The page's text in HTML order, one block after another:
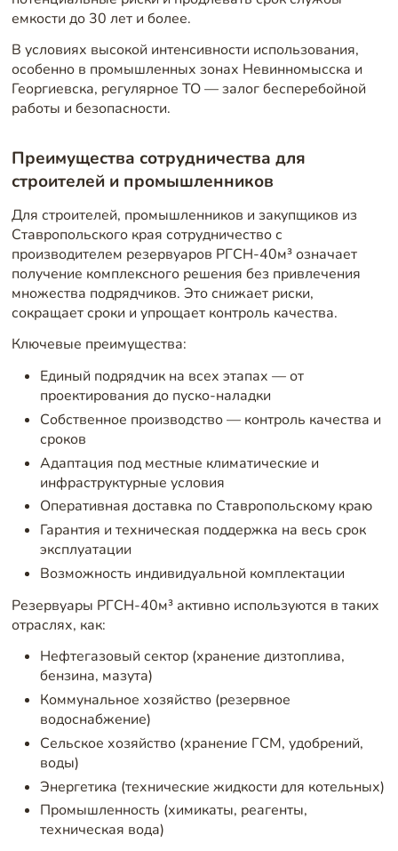
емкости до 30 лет и более.
В условиях высокой интенсивности использования,
особенно в промышленных зонах Невинномысска и
Георгиевска, регулярное ТО — залог бесперебойной
работы и безопасности.
Преимущества сотрудничества для
строителей и промышленников
Для строителей, промышленников и закупщиков из
Ставропольского края сотрудничество с
производителем резервуаров РГСН-40м³ означает
получение комплексного решения без привлечения
множества подрядчиков. Это снижает риски,
сокращает сроки и упрощает контроль качества.
Ключевые преимущества:
Единый подрядчик на всех этапах — от
проектирования до пуско-наладки
Собственное производство — контроль качества и
сроков
Адаптация под местные климатические и
инфраструктурные условия
Оперативная доставка по Ставропольскому краю
Гарантия и техническая поддержка на весь срок
эксплуатации
Возможность индивидуальной комплектации
Резервуары РГСН-40м³ активно используются в таких
отраслях, как:
Нефтегазовый сектор (хранение дизтоплива,
бензина, мазута)
Коммунальное хозяйство (резервное
водоснабжение)
Сельское хозяйство (хранение ГСМ, удобрений,
воды)
Энергетика (технические жидкости для котельных)
Промышленность (химикаты, реагенты,
техническая вода)